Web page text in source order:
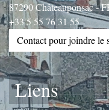
87290 Châteauponsac -
+33 5 55 76 31 55
Contact pour joindre le
Liens